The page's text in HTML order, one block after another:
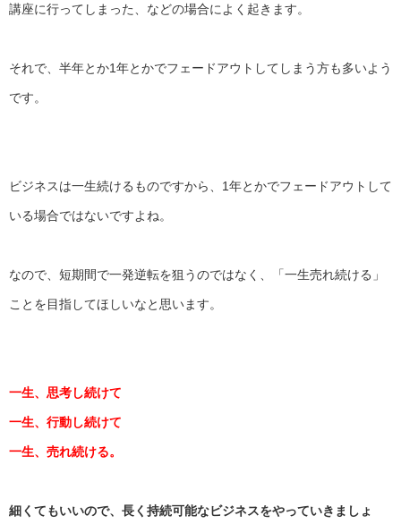
講座に行ってしまった、などの場合によく起きます。
それで、 半年とか1年とかでフェードアウトしてしまう方も多いよう
です。
ビジネスは一生続けるものですから、 1年とかでフェードアウトして
いる場合ではないですよね。
なので、短期間で一発逆転を狙うのではなく、「一生売れ続ける」
ことを目指してほしいなと思います。
一生、思考し続けて
一生、行動し続けて
一生、売れ続ける。
細くてもいいので、 長く持続可能なビジネスをやっていきましょ